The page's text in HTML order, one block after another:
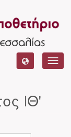
ΙΘ'